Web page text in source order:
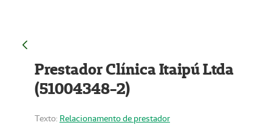
Prestador Clínica Itaipú Ltda
(51004348-2)
Texto: Relacionamento de prestador